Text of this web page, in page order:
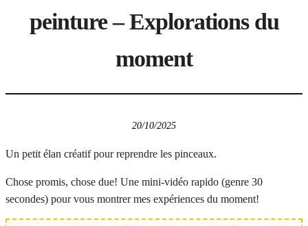
peinture – Explorations du
moment
20/10/2025
Un petit élan créatif pour reprendre les pinceaux.
Chose promis, chose due! Une mini-vidéo rapido (genre 30
secondes) pour vous montrer mes expériences du moment!